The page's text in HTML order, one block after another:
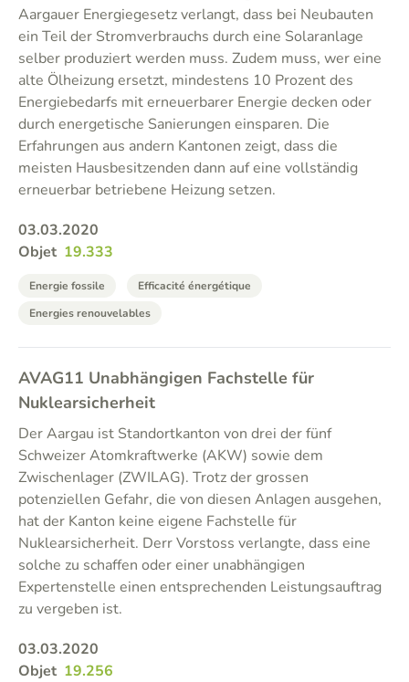
Aargauer Energiegesetz verlangt, dass bei Neubauten
ein Teil der Stromverbrauchs durch eine Solaranlage
selber produziert werden muss. Zudem muss, wer eine
alte Ölheizung ersetzt, mindestens 10 Prozent des
Energiebedarfs mit erneuerbarer Energie decken oder
durch energetische Sanierungen einsparen. Die
Erfahrungen aus andern Kantonen zeigt, dass die
meisten Hausbesitzenden dann auf eine vollständig
erneuerbar betriebene Heizung setzen.
03.03.2020
Objet 19.333
Energie fossile
Efficacité énergétique
Energies renouvelables
AVAG11 Unabhängigen Fachstelle für
Nuklearsicherheit
Der Aargau ist Standortkanton von drei der fünf
Schweizer Atomkraftwerke (AKW) sowie dem
Zwischenlager (ZWILAG). Trotz der grossen
potenziellen Gefahr, die von diesen Anlagen ausgehen,
hat der Kanton keine eigene Fachstelle für
Nuklearsicherheit. Derr Vorstoss verlangte, dass eine
solche zu schaffen oder einer unabhängigen
Expertenstelle einen entsprechenden Leistungsauftrag
zu vergeben ist.
03.03.2020
Objet 19.256